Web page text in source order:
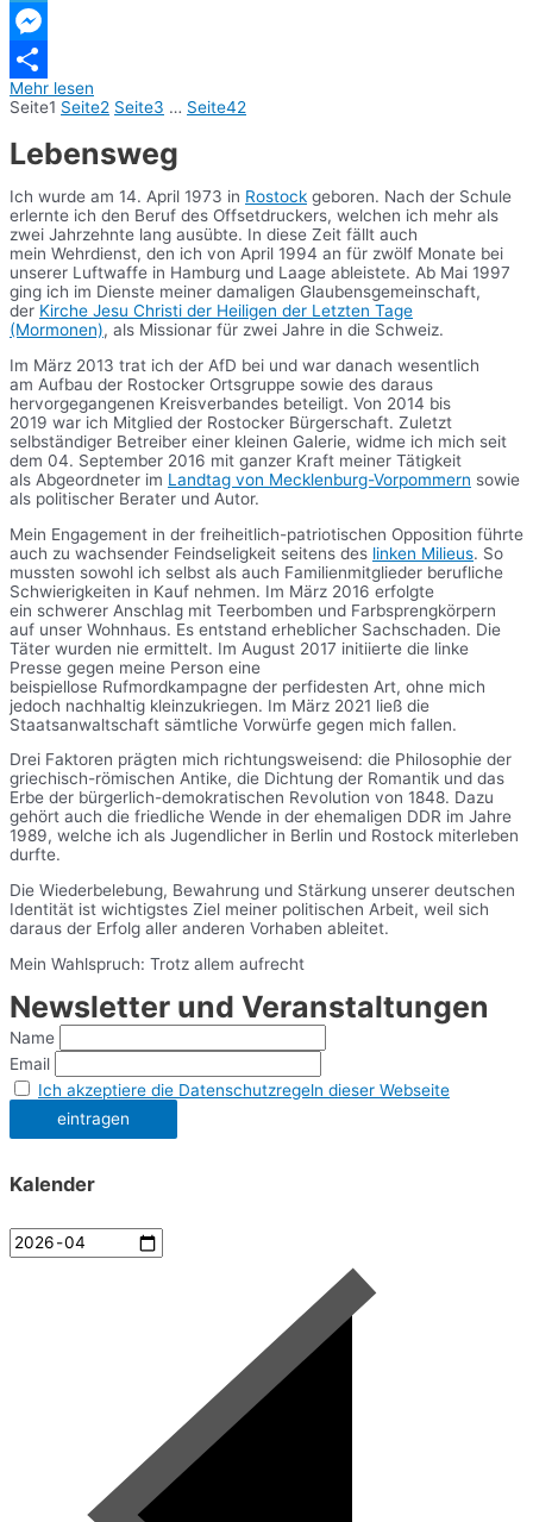
Telegram
Messenger
Teilen
Mehr lesen
Seite1 Seite2 Seite3 … Seite42
Lebensweg
Ich wurde am 14. April 1973 in Rostock geboren. Nach der Schule
erlernte ich den Beruf des Offsetdruckers, welchen ich mehr als
zwei Jahrzehnte lang ausübte. In diese Zeit fällt auch
mein Wehrdienst, den ich von April 1994 an für zwölf Monate bei
unserer Luftwaffe in Hamburg und Laage ableistete. Ab Mai 1997
ging ich im Dienste meiner damaligen Glaubensgemeinschaft,
der Kirche Jesu Christi der Heiligen der Letzten Tage
(Mormonen), als Missionar für zwei Jahre in die Schweiz.
Im März 2013 trat ich der AfD bei und war danach wesentlich
am Aufbau der Rostocker Ortsgruppe sowie des daraus
hervorgegangenen Kreisverbandes beteiligt. Von 2014 bis
2019 war ich Mitglied der Rostocker Bürgerschaft. Zuletzt
selbständiger Betreiber einer kleinen Galerie, widme ich mich seit
dem 04. September 2016 mit ganzer Kraft meiner Tätigkeit
als Abgeordneter im Landtag von Mecklenburg-Vorpommern sowie
als politischer Berater und Autor.
Mein Engagement in der freiheitlich-patriotischen Opposition führte
auch zu wachsender Feindseligkeit seitens des linken Milieus. So
mussten sowohl ich selbst als auch Familienmitglieder berufliche
Schwierigkeiten in Kauf nehmen. Im März 2016 erfolgte
ein schwerer Anschlag mit Teerbomben und Farbsprengkörpern
auf unser Wohnhaus. Es entstand erheblicher Sachschaden. Die
Täter wurden nie ermittelt. Im August 2017 initiierte die linke
Presse gegen meine Person eine
beispiellose Rufmordkampagne der perfidesten Art, ohne mich
jedoch nachhaltig kleinzukriegen. Im März 2021 ließ die
Staatsanwaltschaft sämtliche Vorwürfe gegen mich fallen.
Drei Faktoren prägten mich richtungsweisend: die Philosophie der
griechisch-römischen Antike, die Dichtung der Romantik und das
Erbe der bürgerlich-demokratischen Revolution von 1848. Dazu
gehört auch die friedliche Wende in der ehemaligen DDR im Jahre
1989, welche ich als Jugendlicher in Berlin und Rostock miterleben
durfte.
Die Wiederbelebung, Bewahrung und Stärkung unserer deutschen
Identität ist wichtigstes Ziel meiner politischen Arbeit, weil sich
daraus der Erfolg aller anderen Vorhaben ableitet.
Mein Wahlspruch: Trotz allem aufrecht
Newsletter und Veranstaltungen
Name
Email
Ich akzeptiere die Datenschutzregeln dieser Webseite
Kalender